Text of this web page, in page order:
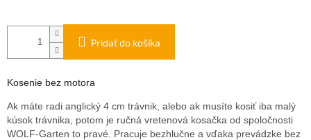
Pridať do košíka
Kosenie bez motora
Ak máte radi anglický 4 cm trávnik, alebo ak musíte kosiť iba malý
kúsok trávnika, potom je ručná vretenová kosačka od spoločnosti
WOLF-Garten to pravé. Pracuje bezhlučne a vďaka prevádzke bez